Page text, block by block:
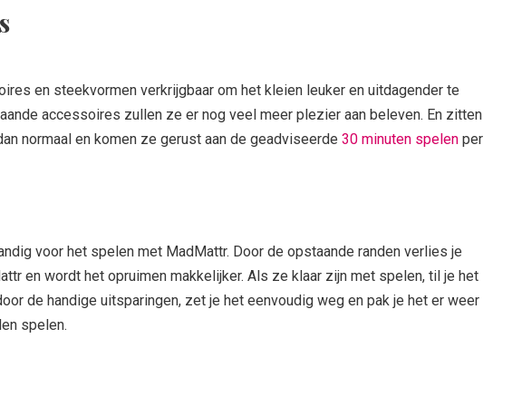
en steekvormen verkrijgbaar om het kleien leuker en uitdagender te
accessoires zullen ze er nog veel meer plezier aan beleven. En zitten
normaal en komen ze gerust aan de geadviseerde 30 minuten spelen per
voor het spelen met MadMattr. Door de opstaande randen verlies je
en wordt het opruimen makkelijker. Als ze klaar zijn met spelen, til je het
de handige uitsparingen, zet je het eenvoudig weg en pak je het er weer
spelen.